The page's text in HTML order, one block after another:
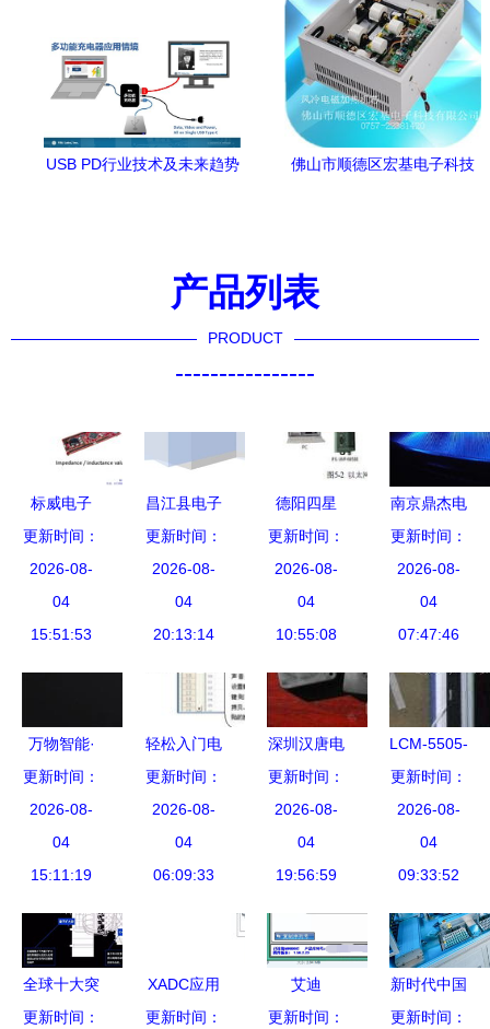
USB PD行业技术及未来趋势
佛山市顺德区宏基电子科技
产品列表
PRODUCT
----------------
标威电子
BMS开发技
术方案及电
子技术开发
实践
更新时间：
2026-08-
04
15:51:53
昌江县电子
技术开发如
何决战高端
配套电子控
制领域
更新时间：
2026-08-
04
20:13:14
德阳四星
FS
WF485IE
智能通信的
可靠之选
更新时间：
2026-08-
04
10:55:08
南京鼎杰电
子技术开发
电子技术开
发的领航者
更新时间：
2026-08-
04
07:47:46
万物智能·
轻时代 上
海睿赛德电
子科技举
办“2020
开发者大
会”推动电
子技术前沿
更新时间：
2026-08-
04
15:11:19
轻松入门电
子技术 免
费学习与全
国邮购套件
全指南
更新时间：
2026-08-
04
06:09:33
深圳汉唐电
子科技 电
子技术开发
的创新引领
者
更新时间：
2026-08-
04
19:56:59
LCM-5505-
32NTK性能
解析与应用
前景 电子
技术开发新
更新时间：
2026-08-
04
09:33:52
全球十大突
破性技术
更新时间：
XADC应用
深度解析
更新时间：
艾迪
MINI900丰
更新时间：
新时代中国
调研行之看
更新时间：